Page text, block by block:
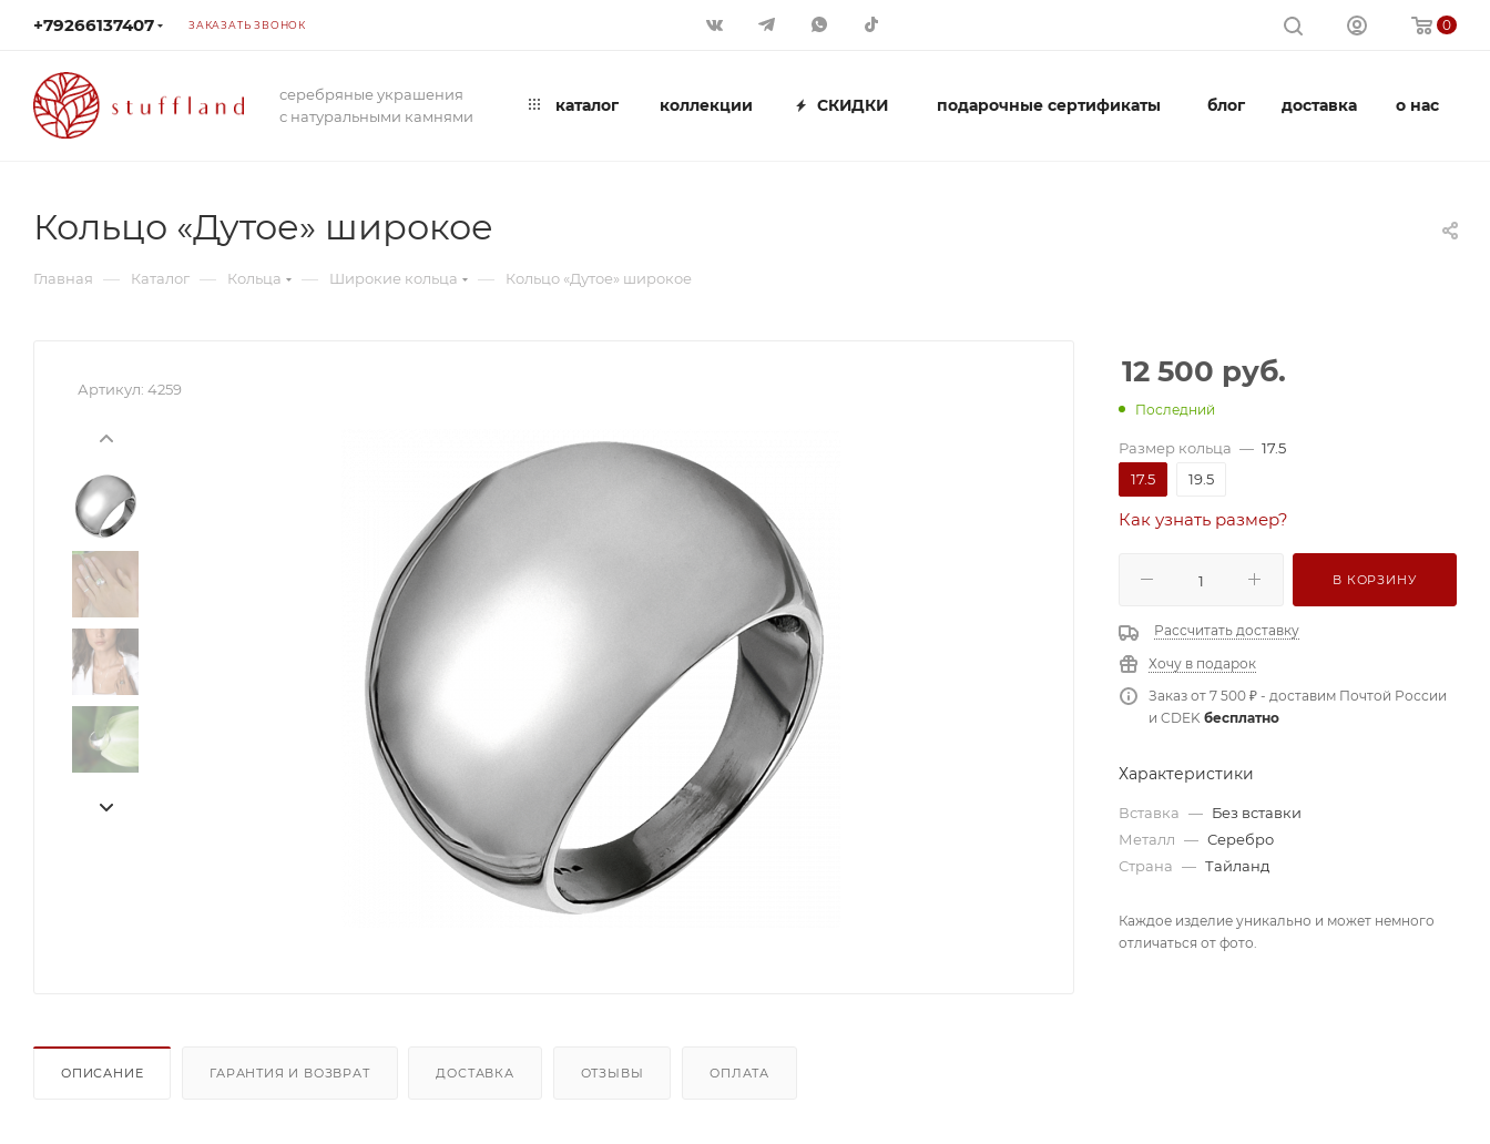
+79266137407 ЗАКАЗАТЬ ЗВОНОК 0
серебряные украшения
с натуральными камнями
каталог коллекции СКИДКИ подарочные сертификаты блог доставка о нас
Кольцо «Дутое» широкое
Главная — Каталог — Кольца — Широкие кольца — Кольцо «Дутое» широкое
Артикул: 4259
ОПИСАНИЕ ГАРАНТИЯ И ВОЗВРАТ ДОСТАВКА ОТЗЫВЫ ОПЛАТА
12 500 руб.
Последний
Размер кольца — 17.5
17.5
19.5
Как узнать размер?
В КОРЗИНУ
Рассчитать доставку
Хочу в подарок
Заказ от 7 500 ₽ - доставим Почтой России
и CDEK бесплатно
Характеристики
Вставка — Без вставки
Металл — Серебро
Страна — Тайланд
Каждое изделие уникально и может немного
отличаться от фото.